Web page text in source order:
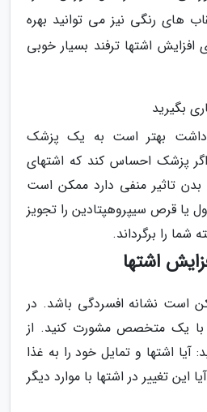
های رنگی نیز می توانید بهره
افزایش اشتها ترفند بسیار خوبی
بگیرید
داشت بهتر است به یک پزشک
پزشک احساس کند که اشتهای
تاثیر منفی دارد ممکن است
یا قرص سیپروهپتادین را تجویز
شما را برگرداند.
اشتها
است نشانه افسردگی باشد. در
با یک متخصص مشورت کنید. از
آیا اشتها و تمایل خود را به غذا
این تغییر در اشتها با موارد دیگر